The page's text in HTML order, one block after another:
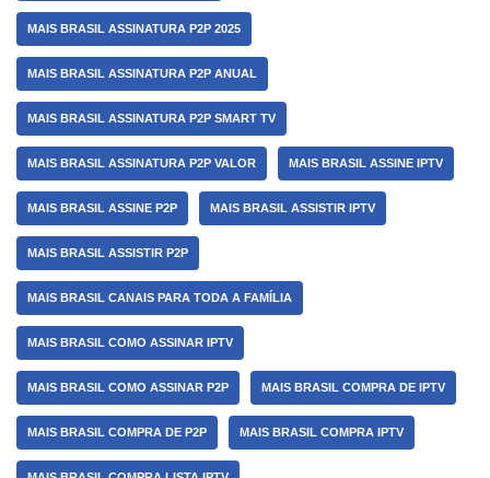
MAIS BRASIL ASSINATURA P2P 2025
MAIS BRASIL ASSINATURA P2P ANUAL
MAIS BRASIL ASSINATURA P2P SMART TV
MAIS BRASIL ASSINATURA P2P VALOR MAIS BRASIL ASSINE IPTV
MAIS BRASIL ASSINE P2P MAIS BRASIL ASSISTIR IPTV
MAIS BRASIL ASSISTIR P2P
MAIS BRASIL CANAIS PARA TODA A FAMÍLIA
MAIS BRASIL COMO ASSINAR IPTV
MAIS BRASIL COMO ASSINAR P2P MAIS BRASIL COMPRA DE IPTV
MAIS BRASIL COMPRA DE P2P MAIS BRASIL COMPRA IPTV